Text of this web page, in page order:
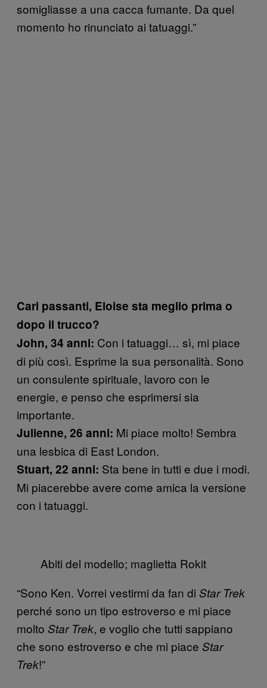
somigliasse a una cacca fumante. Da quel
momento ho rinunciato ai tatuaggi.”
Cari passanti, Eloise sta meglio prima o
dopo il trucco?
John, 34 anni: Con i tatuaggi… sì, mi piace
di più così. Esprime la sua personalità. Sono
un consulente spirituale, lavoro con le
energie, e penso che esprimersi sia
importante.
Julienne, 26 anni: Mi piace molto! Sembra
una lesbica di East London.
Stuart, 22 anni: Sta bene in tutti e due i modi.
Mi piacerebbe avere come amica la versione
con i tatuaggi.
Abiti del modello; maglietta Rokit
“Sono Ken. Vorrei vestirmi da fan di Star Trek
perché sono un tipo estroverso e mi piace
molto Star Trek, e voglio che tutti sappiano
che sono estroverso e che mi piace Star
Trek!”